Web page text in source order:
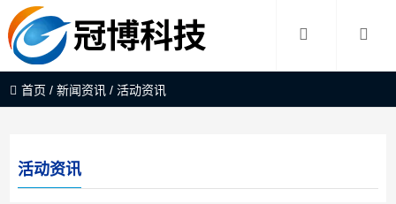
首页 /新闻资讯 /活动资讯
活动资讯